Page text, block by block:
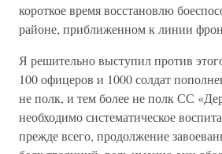
короткое время восстановлю
районе, приближенном к линии
Я решительно выступил против
100 офицеров и 1000 солдат
не полк, и тем более не полк СС
необходимо систематическое
прежде всего, продолжение